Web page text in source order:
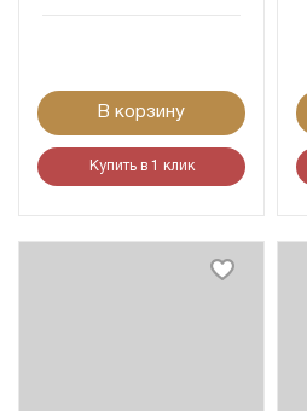
В корзину
Купить в 1 клик